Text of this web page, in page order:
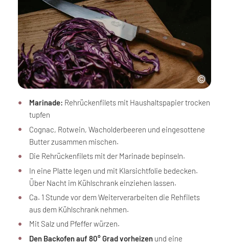
Marinade: Rehrückenfilets mit Haushaltspapier trocken
tupfen
Cognac, Rotwein, Wacholderbeeren und eingesottene
Butter zusammen mischen.
Die Rehrückenfilets mit der Marinade bepinseln.
In eine Platte legen und mit Klarsichtfolie bedecken.
Über Nacht im Kühlschrank einziehen lassen.
Ca. 1 Stunde vor dem Weiterverarbeiten die Rehfilets
aus dem Kühlschrank nehmen.
Mit Salz und Pfeffer würzen.
Den Backofen auf 80° Grad vorheizen und eine